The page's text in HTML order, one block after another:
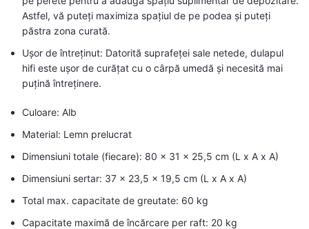
Astfel, vă puteți maximiza spațiul de pe podea și puteți
păstra zona curată.
Ușor de întreținut: Datorită suprafeței sale netede, dulapul
hifi este ușor de curățat cu o cârpă umedă și necesită mai
puțină întreținere.
Culoare: Alb
Material: Lemn prelucrat
Dimensiuni totale (fiecare): 80 x 31 x 25,5 cm (L x A x A)
Dimensiuni sertar: 37 x 23,5 x 19,5 cm (L x A x A)
Total max. capacitate de greutate: 60 kg
Capacitate maximă de încărcare per raft: 20 kg